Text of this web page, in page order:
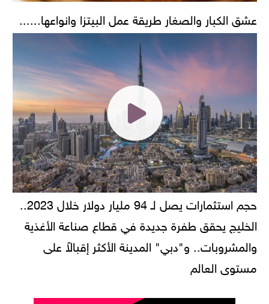
عشق الكبار والصغار طريقة عمل البيتزا وانواعها......
حجم استثمارات يصل لـ 94 مليار دولار خلال 2023..
الخليج يحقق طفرة جديدة في قطاع صناعة الأغذية
والمشروبات.. و"دبي" المدينة الأكثر إقبالاً على
مستوى العالم